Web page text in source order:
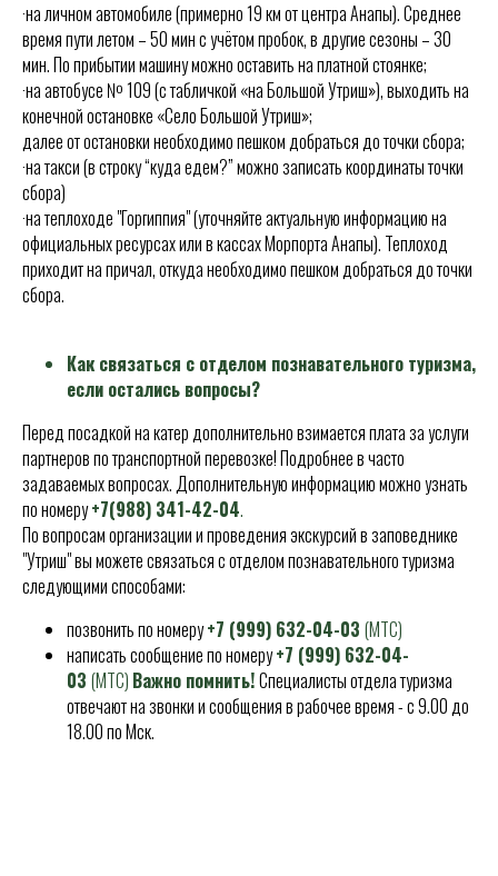
·на личном автомобиле (примерно 19 км от центра Анапы). Среднее
время пути летом – 50 мин с учётом пробок, в другие сезоны – 30
мин. По прибытии машину можно оставить на платной стоянке;
·на автобусе № 109 (с табличкой «на Большой Утриш»), выходить на
конечной остановке «Село Большой Утриш»;
далее от остановки необходимо пешком добраться до точки сбора;
·на такси (в строку “куда едем?” можно записать координаты точки
сбора)
·на теплоходе "Горгиппия" (уточняйте актуальную информацию на
официальных ресурсах или в кассах Морпорта Анапы). Теплоход
приходит на причал, откуда необходимо пешком добраться до точки
сбора.
Как связаться с отделом познавательного туризма,
если остались вопросы?
Перед посадкой на катер дополнительно взимается плата за услуги
партнеров по транспортной перевозке! Подробнее в часто
задаваемых вопросах. Дополнительную информацию можно узнать
по номеру+7(988) 341-42-04.
По вопросам организации и проведения экскурсий в заповеднике
"Утриш" вы можете связаться с отделом познавательного туризма
следующими способами:
позвонить по номеру+7 (999) 632-04-03 (МТС)
написать сообщение по номеру+7 (999) 632-04-
03 (МТС) Важно помнить!Специалисты отдела туризма
отвечают на звонки и сообщения в рабочее время - с 9.00 до
18.00 по Мск.